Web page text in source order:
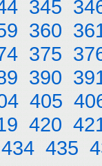
345
360
375
390
405
420
434 435